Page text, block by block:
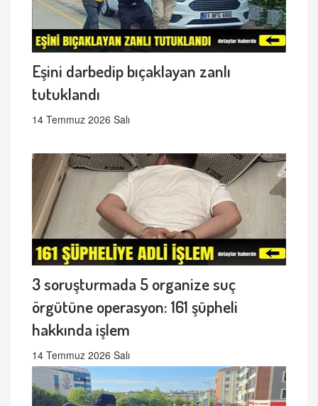
Eşini darbedip bıçaklayan zanlı
tutuklandı
14 Temmuz 2026 Salı
3 soruşturmada 5 organize suç
örgütüne operasyon: 161 şüpheli
hakkında işlem
14 Temmuz 2026 Salı